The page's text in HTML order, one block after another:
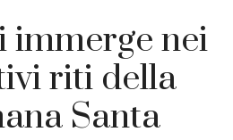
immerge nei
riti della
Santa